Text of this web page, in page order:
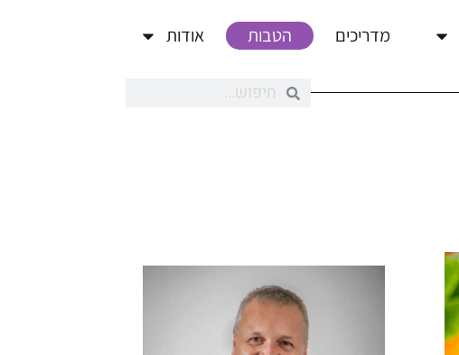
מדריכים הטבות אודות